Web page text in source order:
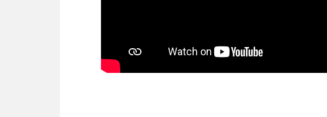
Висота зовнішнього блоку, мм